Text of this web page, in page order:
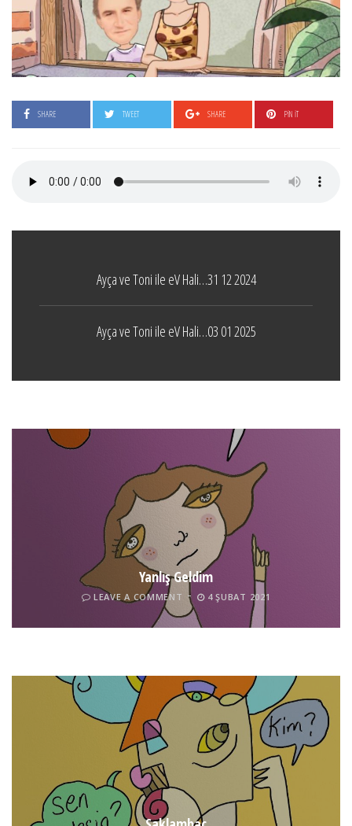
SHARE TWEET SHARE PIN IT
Ayça ve Toni ile eV Hali…31 12 2024
Ayça ve Toni ile eV Hali…03 01 2025
Yanlış Geldim
LEAVE A COMMENT 4 ŞUBAT 2021
Tel İnsan
LEAVE A COMMENT 4 ŞUBAT 2021